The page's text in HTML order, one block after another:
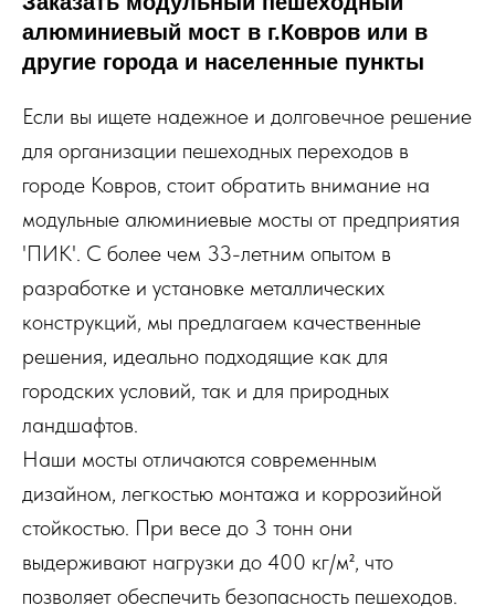
алюминиевый мост в г.Ковров или в
другие города и населенные пункты
Если вы ищете надежное и долговечное решение
для организации пешеходных переходов в
городе Ковров, стоит обратить внимание на
модульные алюминиевые мосты от предприятия
'ПИК'. С более чем 33-летним опытом в
разработке и установке металлических
конструкций, мы предлагаем качественные
решения, идеально подходящие как для
городских условий, так и для природных
ландшафтов.
Наши мосты отличаются современным
дизайном, легкостью монтажа и коррозийной
стойкостью. При весе до 3 тонн они
выдерживают нагрузки до 400 кг/м², что
позволяет обеспечить безопасность пешеходов.